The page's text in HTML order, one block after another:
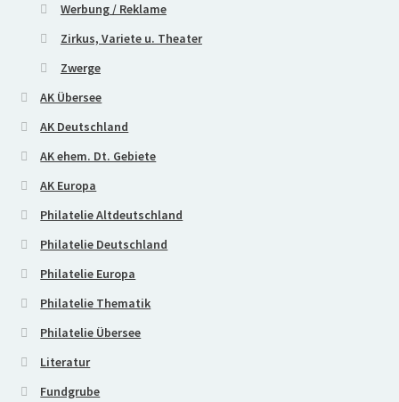
Werbung / Reklame
Zirkus, Variete u. Theater
Zwerge
AK Übersee
AK Deutschland
AK ehem. Dt. Gebiete
AK Europa
Philatelie Altdeutschland
Philatelie Deutschland
Philatelie Europa
Philatelie Thematik
Philatelie Übersee
Literatur
Fundgrube